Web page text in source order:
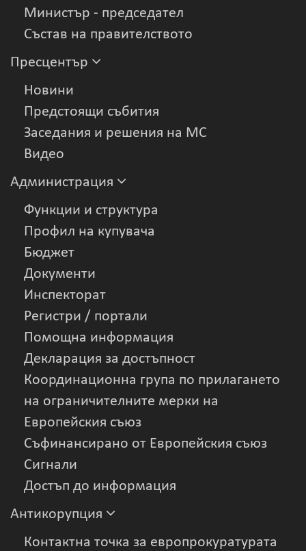
Министър - председател
Състав на правителството
Пресцентър
Новини
Предстоящи събития
Заседания и решения на МС
Видеo
Администрация
Функции и структура
Профил на купувача
Бюджет
Документи
Инспекторат
Регистри / портали
Помощна информация
Декларация за достъпност
Координационна група по прилагането
на ограничителните мерки на
Европейския съюз
Съфинансирано от Европейския съюз
Сигнали
Достъп до информация
Антикорупция
Контактна точка за европрокуратурата